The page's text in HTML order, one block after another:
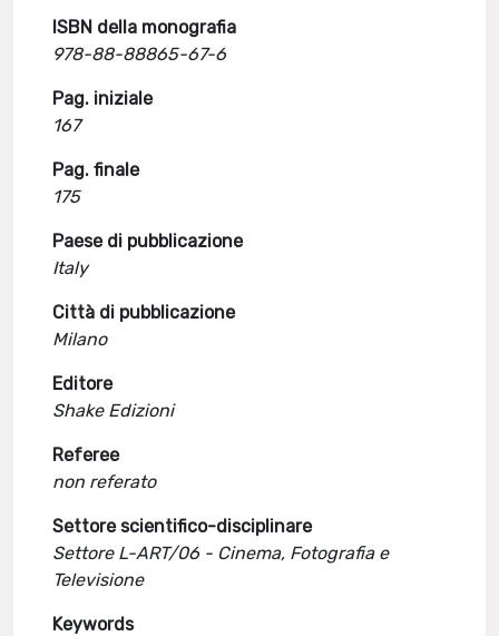
ISBN della monografia
978-88-88865-67-6
Pag. iniziale
167
Pag. finale
175
Paese di pubblicazione
Italy
Città di pubblicazione
Milano
Editore
Shake Edizioni
Referee
non referato
Settore scientifico-disciplinare
Settore L-ART/06 - Cinema, Fotografia e
Televisione
Keywords